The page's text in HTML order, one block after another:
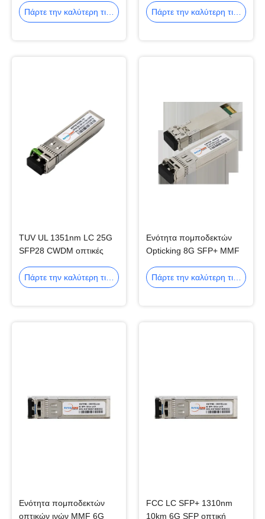
συνδετήρα LC
Πάρτε την καλύτερη τιμή
Πάρτε την καλύτερη τιμή
TUV UL 1351nm LC 25G
SFP28 CWDM οπτικές
Πάρτε την καλύτερη τιμή
Ενότητα πομποδεκτών
Opticking 8G SFP+ MMF
Πάρτε την καλύτερη τιμή
Ενότητα πομποδεκτών
οπτικών ινών MMF 6G
FCC LC SFP+ 1310nm
10km 6G SFP οπτική